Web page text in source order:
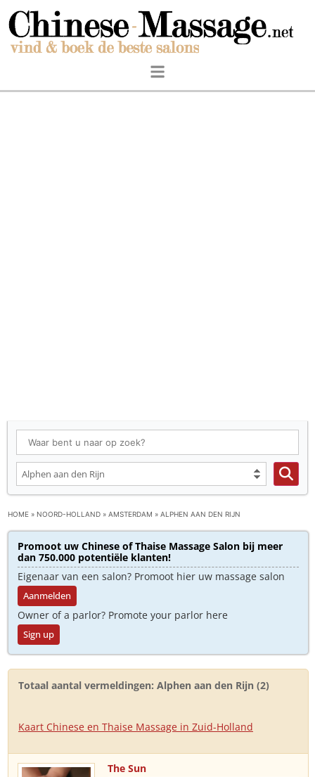
HOME » NOORD-HOLLAND » AMSTERDAM » ALPHEN AAN DEN RIJN
Promoot uw Chinese of Thaise Massage Salon bij meer
dan 750.000 potentiële klanten!
Eigenaar van een salon? Promoot hier uw massage salon
Aanmelden
Owner of a parlor? Promote your parlor here
Sign up
Totaal aantal vermeldingen: Alphen aan den Rijn (2)
Kaart Chinese en Thaise Massage in Zuid-Holland
The Sun